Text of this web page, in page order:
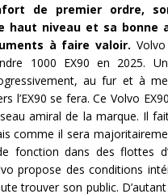
de premier ordre,
haut niveau et sa bonne
à faire valoir.
1000 EX90 en 2025.
au fur et à
l’EX90 se fera. Ce Volvo
amiral de la marque. Il
comme il sera
fonction dans des flottes
propose des conditions
trouver son public. D’autant